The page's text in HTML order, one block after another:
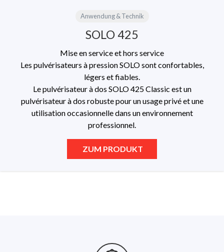
Anwendung & Technik
SOLO 425
Mise en service et hors service
Les pulvérisateurs à pression SOLO sont confortables,
légers et fiables.
Le pulvérisateur à dos SOLO 425 Classic est un
pulvérisateur à dos robuste pour un usage privé et une
utilisation occasionnelle dans un environnement
professionnel.
ZUM PRODUKT